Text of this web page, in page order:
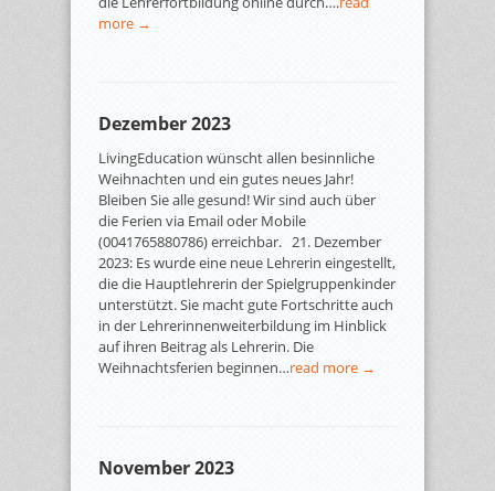
more →
Dezember 2023
LivingEducation wünscht allen besinnliche
Weihnachten und ein gutes neues Jahr!
Bleiben Sie alle gesund! Wir sind auch über
die Ferien via Email oder Mobile
(0041765880786) erreichbar. 21. Dezember
2023: Es wurde eine neue Lehrerin eingestellt,
die die Hauptlehrerin der Spielgruppenkinder
unterstützt. Sie macht gute Fortschritte auch
in der Lehrerinnenweiterbildung im Hinblick
auf ihren Beitrag als Lehrerin. Die
Weihnachtsferien beginnen…read more →
November 2023